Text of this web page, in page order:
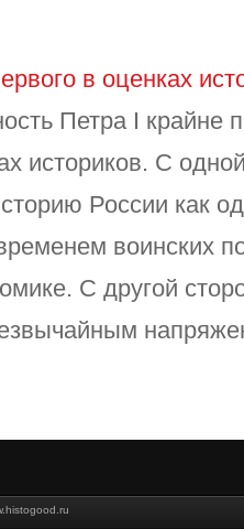
в оценках
Петра I крайне
историков. С
России как
воинских
С другой